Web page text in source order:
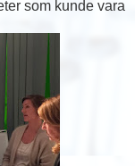
som kunde vara